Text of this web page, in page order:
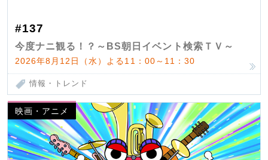
#137
今度ナニ観る！？～BS朝日イベント検索ＴＶ～
2026年8月12日（水）よる11：00～11：30
情報・トレンド
映画・アニメ